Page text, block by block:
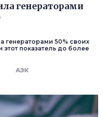
генераторами
генераторами 50% своих
показатель до более
АЗК